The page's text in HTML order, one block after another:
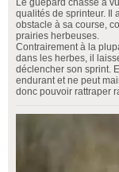
qualités de sprinteur. Il
obstacle à sa course,
prairies herbeuses.
Contrairement à la
dans les herbes, il
déclencher son sprint.
endurant et ne peut
donc pouvoir rattraper